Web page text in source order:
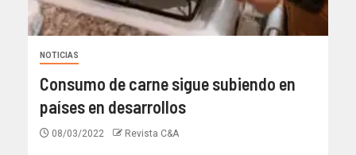
NOTICIAS
Consumo de carne sigue subiendo en
países en desarrollos
08/03/2022 Revista C&A